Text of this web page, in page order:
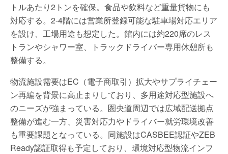
トルあたり2トンを確保。食品や飲料など重量貨物にも
対応する。2-4階には営業所登録可能な駐車場対応エリア
を設け、工場用途も想定した。館内には約220席のレス
トランやシャワー室、トラックドライバー専用休憩所も
整備する。
物流施設需要はEC（電子商取引）拡大やサプライチェー
ン再編を背景に高止まりしており、多用途対応型施設へ
のニーズが強まっている。圏央道周辺では広域配送拠点
整備が進む一方、災害対応力やドライバー就労環境改善
も重要課題となっている。同施設はCASBEE認証やZEB
Ready認証取得も予定しており、環境対応型物流インフ